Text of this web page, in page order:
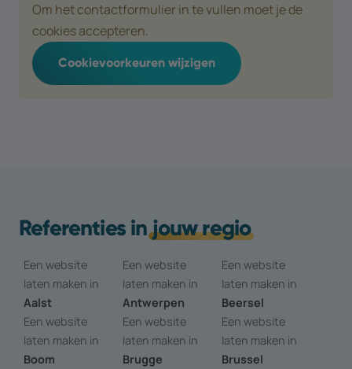
Om het contactformulier in te vullen moet je de
cookies accepteren.
Cookievoorkeuren wijzigen
Referenties injouw regio
Een website
laten maken in
Aalst
Een website
laten maken in
Antwerpen
Een website
laten maken in
Beersel
Een website
laten maken in
Boom
Een website
laten maken in
Brugge
Een website
laten maken in
Brussel